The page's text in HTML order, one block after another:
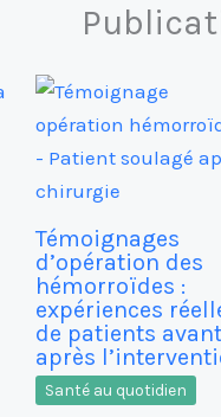
Témoignages
d’opération des
hémorroïdes :
expériences
de patients
après
Santé au quotidien